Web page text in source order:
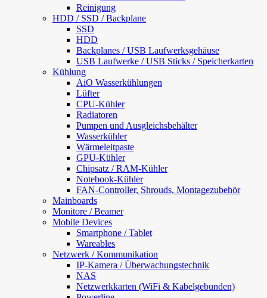
Reinigung
HDD / SSD / Backplane
SSD
HDD
Backplanes / USB Laufwerksgehäuse
USB Laufwerke / USB Sticks / Speicherkarten
Kühlung
AiO Wasserkühlungen
Lüfter
CPU-Kühler
Radiatoren
Pumpen und Ausgleichsbehälter
Wasserkühler
Wärmeleitpaste
GPU-Kühler
Chipsatz / RAM-Kühler
Notebook-Kühler
FAN-Controller, Shrouds, Montagezubehör
Mainboards
Monitore / Beamer
Mobile Devices
Smartphone / Tablet
Wareables
Netzwerk / Kommunikation
IP-Kamera / Überwachungstechnik
NAS
Netzwerkkarten (WiFi & Kabelgebunden)